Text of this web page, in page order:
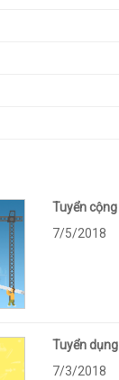
Tuyển
7/5/2018
Tuyển
7/3/2018